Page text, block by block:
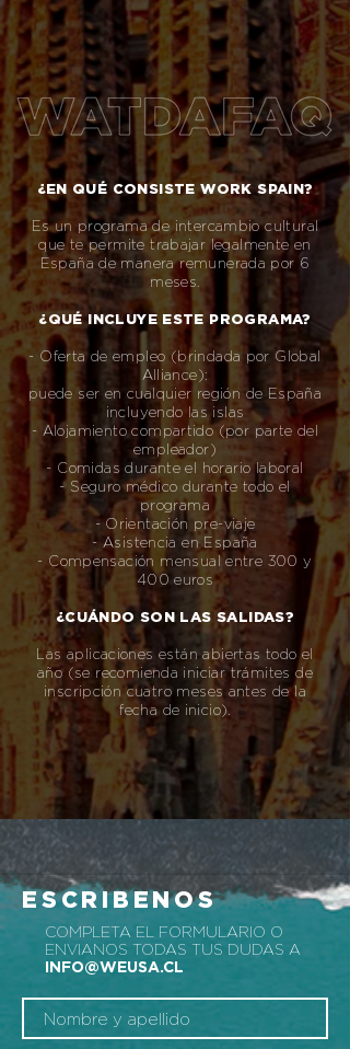
¿EN QUÉ CONSISTE WORK SPAIN?
Es un programa de intercambio cultural
que te permite trabajar legalmente en
España de manera remunerada por 6
meses.
¿QUÉ INCLUYE ESTE PROGRAMA?
- Oferta de empleo (brindada por Global
Alliance):
puede ser en cualquier región de España
incluyendo las islas
- Alojamiento compartido (por parte del
empleador)
- Comidas durante el horario laboral
- Seguro médico durante todo el
programa
- Orientación pre-viaje
- Asistencia en España
- Compensación mensual entre 300 y
400 euros
¿CUÁNDO SON LAS SALIDAS?
Las aplicaciones están abiertas todo el
año (se recomienda iniciar trámites de
inscripción cuatro meses antes de la
fecha de inicio).
ESCRIBENOS
COMPLETA EL FORMULARIO O
ENVIANOS TODAS TUS DUDAS A
INFO@WEUSA.CL